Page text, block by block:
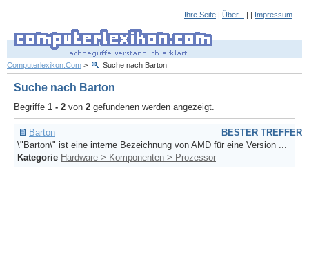
Ihre Seite | Über... | | Impressum
Computerlexikon.Com > Suche nach Barton
Suche nach Barton
Begriffe 1 - 2 von 2 gefundenen werden angezeigt.
BESTER TREFFER
Barton
\"Barton\" ist eine interne Bezeichnung von AMD für eine Version ...
Kategorie Hardware > Komponenten > Prozessor